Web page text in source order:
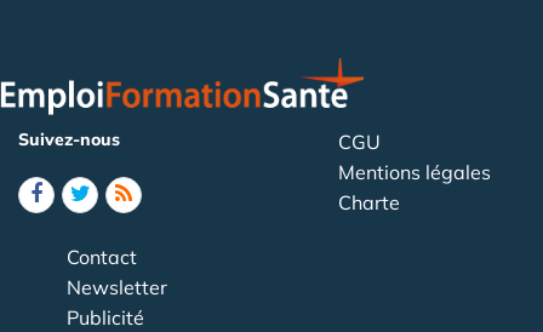
Suivez-nous
CGU
Mentions légales
Charte
Contact
Newsletter
Publicité